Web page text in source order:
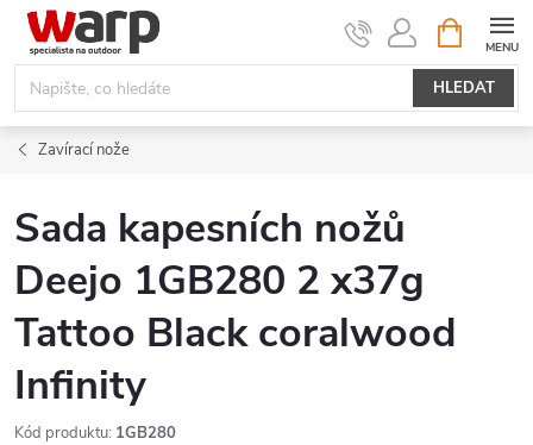
Přejít
obsah
HLEDAT
NÁKUPNÍ
KOŠÍK
Zavírací nože
Sada kapesních nožů
Deejo 1GB280 2 x37g
Tattoo Black coralwood
Infinity
Kód produktu: 1GB280